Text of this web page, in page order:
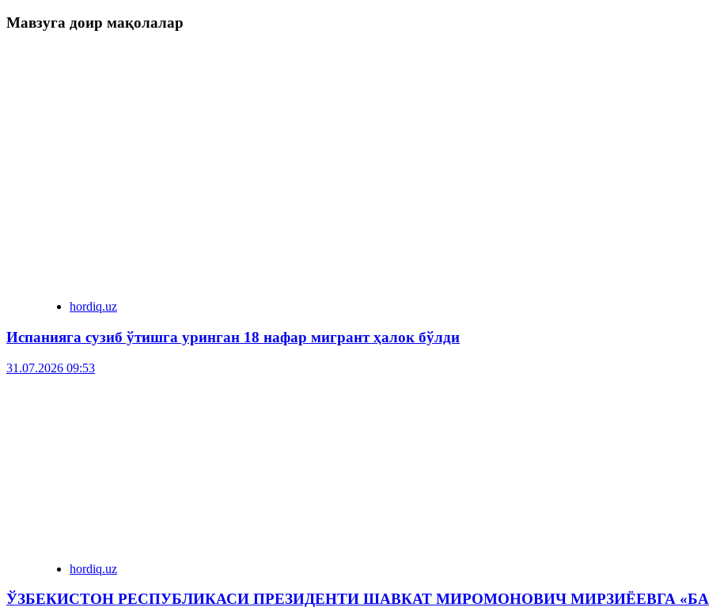
Мавзуга доир мақолалар
hordiq.uz
Испанияга сузиб ўтишга уринган 18 нафар мигрант ҳалок бўлди
31.07.2026 09:53
hordiq.uz
ЎЗБЕКИСТОН РЕСПУБЛИКАСИ ПРЕЗИДЕНТИ ШАВКАТ МИРОМОНОВИЧ МИРЗИЁЕВГА